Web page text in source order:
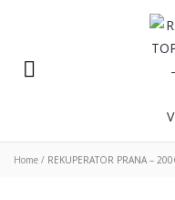
Home / REKUPERATOR PRANA –